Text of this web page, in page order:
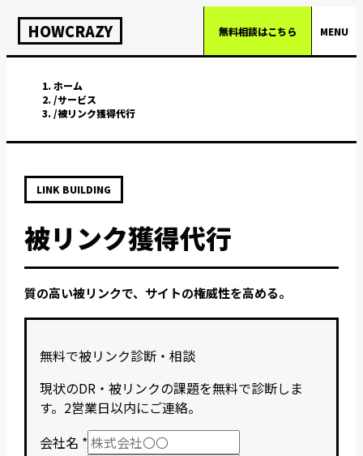
HOWCRAZY 無料相談はこちら MENU
ホーム
/サービス
/被リンク獲得代行
LINK BUILDING
被リンク獲得代行
質の高い被リンクで、サイトの権威性を高める。
無料で被リンク診断・相談
現状のDR・被リンクの課題を無料で診断しま
す。2営業日以内にご連絡。
会社名 *